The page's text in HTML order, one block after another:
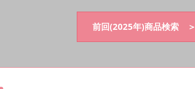
前回(2025年)商品検索 ＞